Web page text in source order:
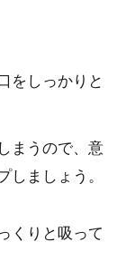
をしっかりと
まうので、意
しましょう。
くりと吸って